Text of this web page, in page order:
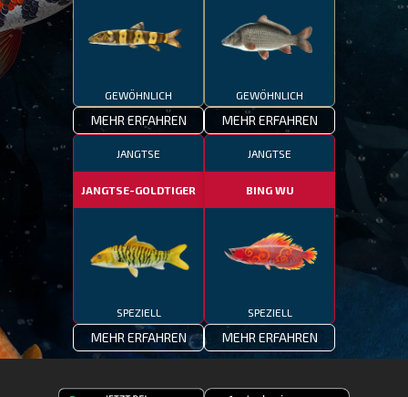
GEWÖHNLICH
MEHR ERFAHREN
GEWÖHNLICH
MEHR ERFAHREN
JANGTSE
JANGTSE-GOLDTIGER
SPEZIELL
MEHR ERFAHREN
JANGTSE
BING WU
SPEZIELL
MEHR ERFAHREN